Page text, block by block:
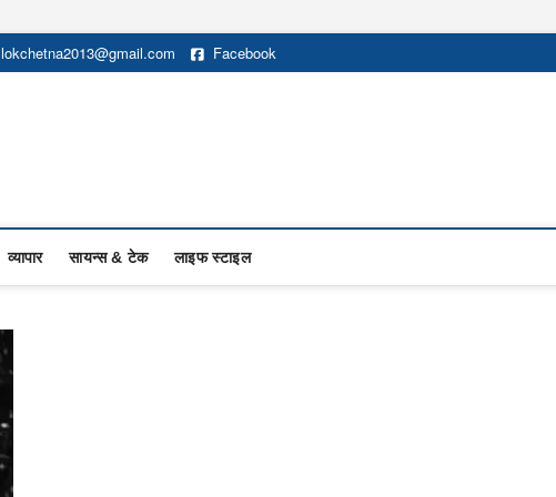
lokchetna2013@gmail.com Facebook
व्यापार सायन्स & टेक लाइफ स्टाइल